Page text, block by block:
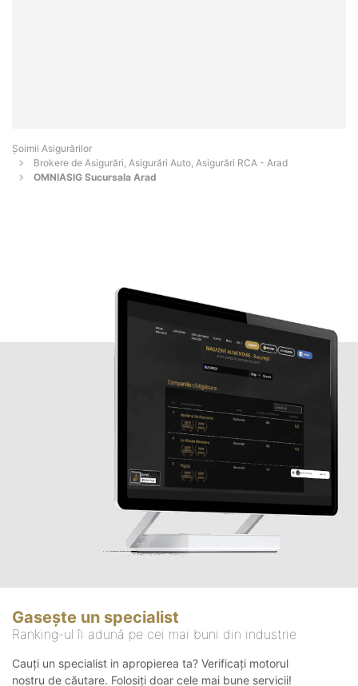
Șoimii Asigurărilor
Brokere de Asigurări, Asigurări Auto, Asigurări RCA - Arad
OMNIASIG Sucursala Arad
Gasește un specialist
Ranking-ul îi adună pe cei mai buni din industrie
Cauți un specialist in apropierea ta? Verificați motorul
nostru de căutare. Folosiți doar cele mai bune servicii!